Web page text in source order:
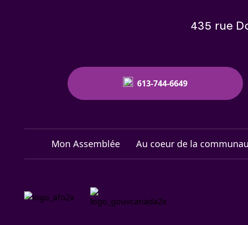
435 rue
613-744-6649
Mon Assemblée Au coeur de la